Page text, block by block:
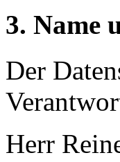
3. Name
Der
Herr